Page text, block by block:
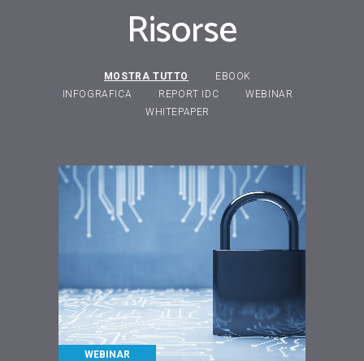
Risorse
MOSTRA TUTTO
EBOOK
INFOGRAFICA
REPORT IDC
WEBINAR
WHITEPAPER
WEBINAR